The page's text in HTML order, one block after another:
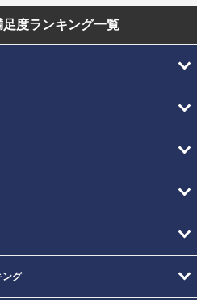
足度ランキング一覧
ング